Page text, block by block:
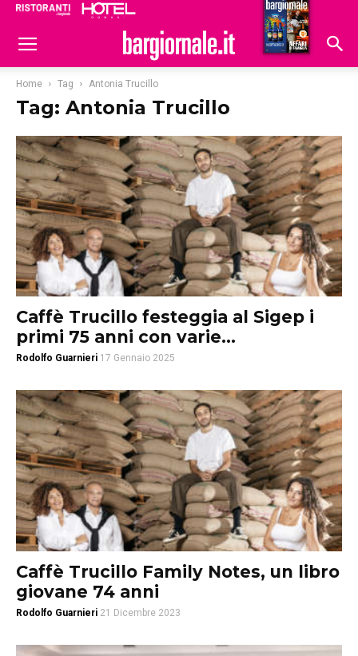
Hoteldomani
Home Tag Antonia Trucillo
Tag: Antonia Trucillo
Caffè Trucillo festeggia al Sigep i
primi 75 anni con varie...
Rodolfo Guarnieri 17 Gennaio 2025
Caffè Trucillo Family Notes, un libro
giovane 74 anni
Rodolfo Guarnieri 21 Dicembre 2023